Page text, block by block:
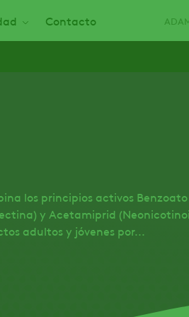
Contacto
los principios activos
y Acetamiprid
adultos y jóvenes por...